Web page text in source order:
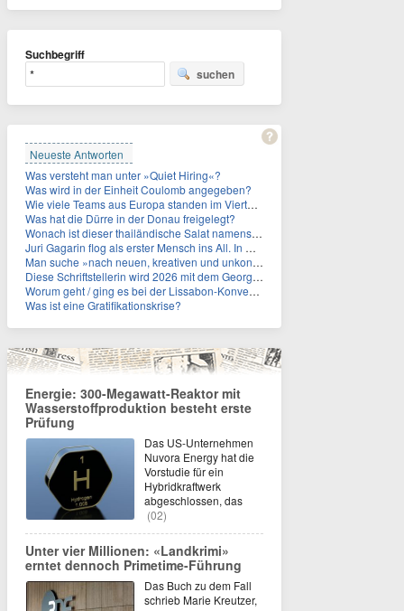
Suchbegriff
suchen
Neueste Antworten
Was versteht man unter »Quiet Hiring«?
Was wird in der Einheit Coulomb angegeben?
Wie viele Teams aus Europa standen im Viertelfinale der Fußball-WM 2026 in Mexiko, den USA und Kanada?
Was hat die Dürre in der Donau freigelegt?
Wonach ist dieser thailändische Salat namens Nam Tok benannt?
Juri Gagarin flog als erster Mensch ins All. In welchem Jahr?
Man suche »nach neuen, kreativen und unkonventionellen« Ideen im Umgang mit dem Iran, schrieb das US-Militär. An wen?
Diese Schriftstellerin wird 2026 mit dem Georg-Büchner-Preis ausgezeichnet. Wie heißt sie?
Worum geht / ging es bei der Lissabon-Konvention?
Was ist eine Gratifikationskrise?
Energie: 300-Megawatt-Reaktor mit
Wasserstoffproduktion besteht erste
Prüfung
Das US-Unternehmen
Nuvora Energy hat die
Vorstudie für ein
Hybridkraftwerk
abgeschlossen, das
(02)
Unter vier Millionen: «Landkrimi»
erntet dennoch Primetime-Führung
Das Buch zu dem Fall
schrieb Marie Kreutzer,